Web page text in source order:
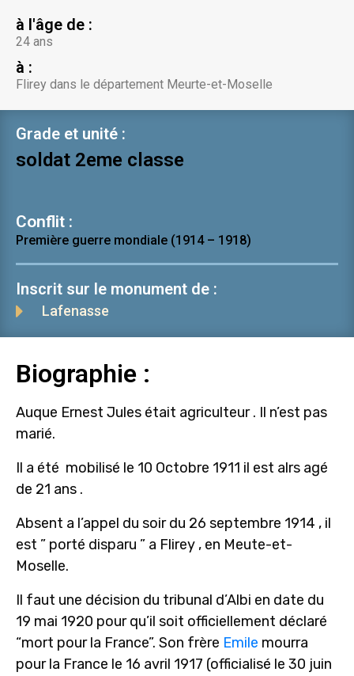
à l'âge de :
24 ans
à :
Flirey dans le département Meurte-et-Moselle
Grade et unité :
soldat 2eme classe
Conflit :
Première guerre mondiale (1914 – 1918)
Inscrit sur le monument de :
Lafenasse
Biographie :
Auque Ernest Jules était agriculteur . Il n’est pas
marié.
Il a été mobilisé le 10 Octobre 1911 il est alrs agé
de 21 ans .
Absent a l’appel du soir du 26 septembre 1914 , il
est ” porté disparu ” a Flirey , en Meute-et-
Moselle.
Il faut une décision du tribunal d’Albi en date du
19 mai 1920 pour qu’il soit officiellement déclaré
“mort pour la France”. Son frère Emile mourra
pour la France le 16 avril 1917 (officialisé le 30 juin